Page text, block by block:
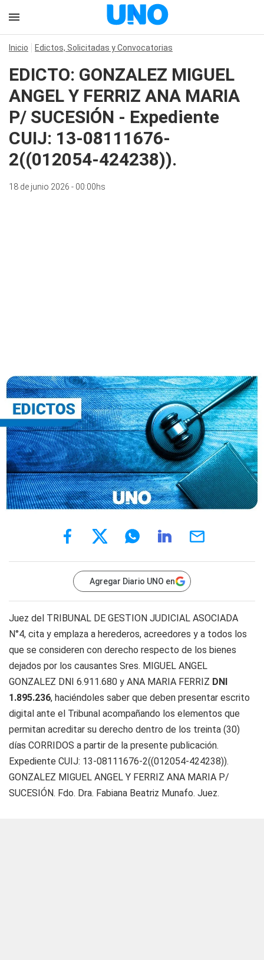
Inicio Edictos, Solicitadas y Convocatorias
EDICTO: GONZALEZ MIGUEL
ANGEL Y FERRIZ ANA MARIA
P/ SUCESIÓN - Expediente
CUIJ: 13-08111676-
2((012054-424238)).
18 de junio 2026 - 00:00hs
Agregar Diario UNO en
Juez del TRIBUNAL DE GESTION JUDICIAL ASOCIADA
N°4, cita y emplaza a herederos, acreedores y a todos los
que se consideren con derecho respecto de los bienes
dejados por los causantes Sres. MIGUEL ANGEL
GONZALEZ DNI 6.911.680 y ANA MARIA FERRIZ DNI
1.895.236, haciéndoles saber que deben presentar escrito
digital ante el Tribunal acompañando los elementos que
permitan acreditar su derecho dentro de los treinta (30)
días CORRIDOS a partir de la presente publicación.
Expediente CUIJ: 13-08111676-2((012054-424238)).
GONZALEZ MIGUEL ANGEL Y FERRIZ ANA MARIA P/
SUCESIÓN. Fdo. Dra. Fabiana Beatriz Munafo. Juez.